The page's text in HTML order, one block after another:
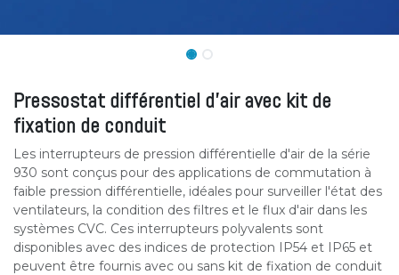
Pressostat différentiel d'air avec kit de
fixation de conduit
Les interrupteurs de pression différentielle d'air de la série
930 sont conçus pour des applications de commutation à
faible pression différentielle, idéales pour surveiller l'état des
ventilateurs, la condition des filtres et le flux d'air dans les
systèmes CVC. Ces interrupteurs polyvalents sont
disponibles avec des indices de protection IP54 et IP65 et
peuvent être fournis avec ou sans kit de fixation de conduit